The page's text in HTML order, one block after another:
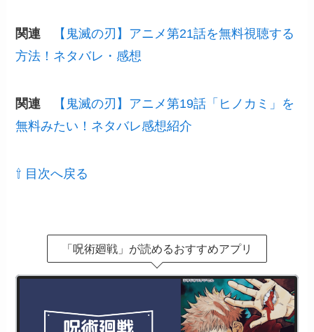
関連
【鬼滅の刃】アニメ第21話を無料視聴する
方法！ネタバレ・感想
関連
【鬼滅の刃】アニメ第19話「ヒノカミ」を
無料みたい！ネタバレ感想紹介
⇧ 目次へ戻る
「呪術廻戦」が読めるおすすめアプリ